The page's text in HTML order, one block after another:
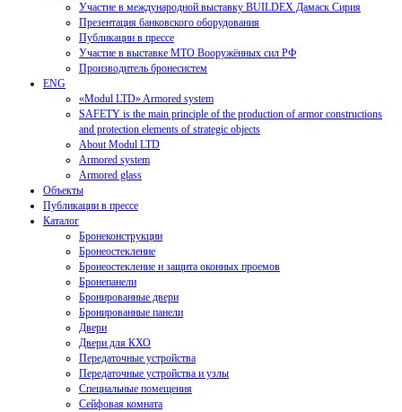
Участие в международной выставку BUILDEX Дамаск Сирия
Презентация банковского оборудования
Публикации в прессе
Участие в выставке МТО Вооружённых сил РФ
Производитель бронесистем
ENG
«Modul LTD» Armored system
SAFETY is the main principle of the production of armor constructions
and protection elements of strategic objects
About Modul LTD
Armored system
Armored glass
Объекты
Публикации в прессе
Каталог
Бронеконструкции
Бронеостекление
Бронеостекление и защита оконных проемов
Бронепанели
Бронированные двери
Бронированные панели
Двери
Двери для КХО
Передаточные устройства
Передаточные устройства и узлы
Специальные помещения
Сейфовая комната